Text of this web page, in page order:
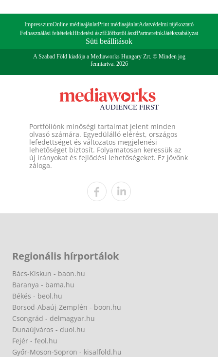
ImpresszumOnline médiaajánlatPrint médiaajánlatAdatvédelmi tájékoztató
Felhasználási feltételekHirdetési ászfElőfizetői ászfPartnereinkJátékszabályzat
Süti beállítások
A Szabad Föld kiadója a Mediaworks Hungary Zrt. © Minden jog
fenntartva. 2026
Portfóliónk minőségi tartalmat jelent minden
olvasó számára. Egyedülálló elérést, országos
lefedettséget és változatos megjelenési
lehetőséget biztosít. Folyamatosan keressük az
új irányokat és fejlődési lehetőségeket. Ez jövőnk
záloga.
Regionális hírportálok
Bács-Kiskun - baon.hu
Baranya - bama.hu
Békés - beol.hu
Borsod-Abaúj-Zemplén - boon.hu
Csongrád - delmagyar.hu
Dunaújváros - duol.hu
Fejér - feol.hu
Győr-Moson-Sopron - kisalfold.hu